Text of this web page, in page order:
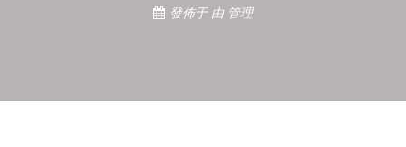
發佈于 由 管理